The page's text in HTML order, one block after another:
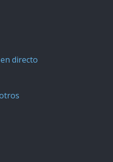
directo